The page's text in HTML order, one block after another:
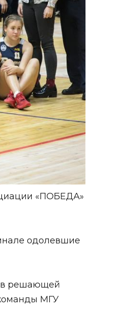
«ПОБЕДА»
одолевшие
в решающей
МГУ